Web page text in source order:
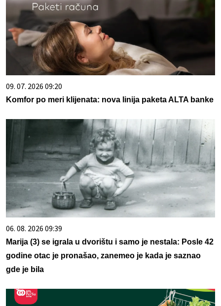
09. 07. 2026 09:20
Komfor po meri klijenata: nova linija paketa ALTA banke
06. 08. 2026 09:39
Marija (3) se igrala u dvorištu i samo je nestala: Posle 42
godine otac je pronašao, zanemeo je kada je saznao
gde je bila